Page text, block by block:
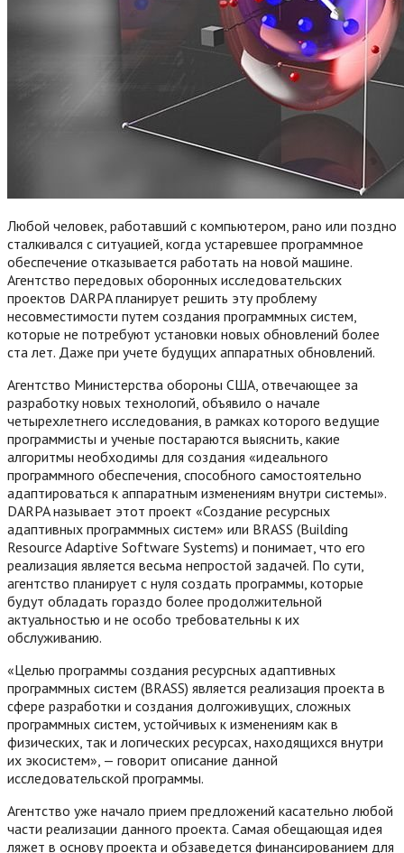
Любой человек, работавший с компьютером, рано или поздно
сталкивался с ситуацией, когда устаревшее программное
обеспечение отказывается работать на новой машине.
Агентство передовых оборонных исследовательских
проектов DARPA планирует решить эту проблему
несовместимости путем создания программных систем,
которые не потребуют установки новых обновлений более
ста лет. Даже при учете будущих аппаратных обновлений.
Агентство Министерства обороны США, отвечающее за
разработку новых технологий, объявило о начале
четырехлетнего исследования, в рамках которого ведущие
программисты и ученые постараются выяснить, какие
алгоритмы необходимы для создания «идеального
программного обеспечения, способного самостоятельно
адаптироваться к аппаратным изменениям внутри системы».
DARPA называет этот проект «Создание ресурсных
адаптивных программных систем» или BRASS (Building
Resource Adaptive Software Systems) и понимает, что его
реализация является весьма непростой задачей. По сути,
агентство планирует с нуля создать программы, которые
будут обладать гораздо более продолжительной
актуальностью и не особо требовательны к их
обслуживанию.
«Целью программы создания ресурсных адаптивных
программных систем (BRASS) является реализация проекта в
сфере разработки и создания долгоживущих, сложных
программных систем, устойчивых к изменениям как в
физических, так и логических ресурсах, находящихся внутри
их экосистем», — говорит описание данной
исследовательской программы.
Агентство уже начало прием предложений касательно любой
части реализации данного проекта. Самая обещающая идея
ляжет в основу проекта и обзаведется финансированием для